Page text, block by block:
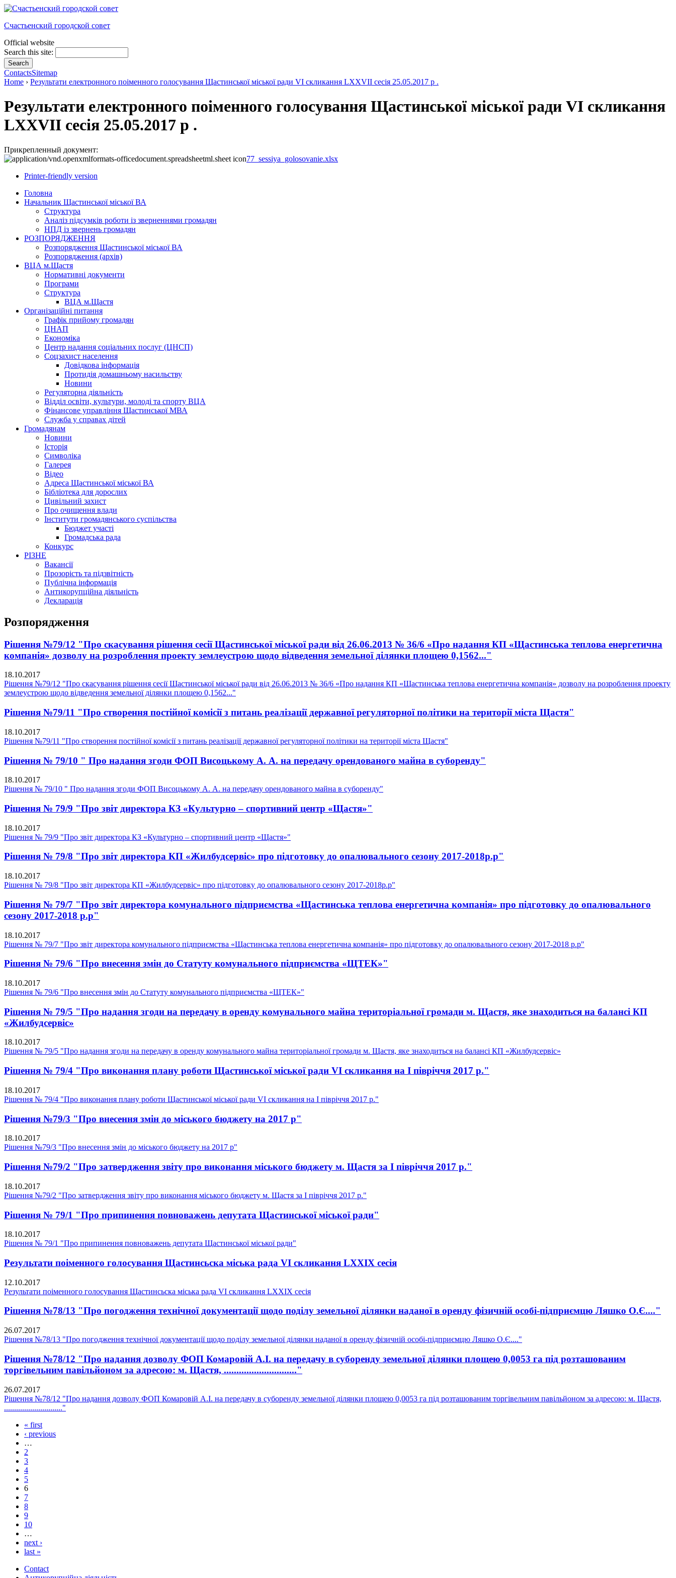
Счастьенский городской совет
Official website
Search this site:
ContactsSitemap
Home › Результати електронного поіменного голосування Щастинської міської ради VI скликання LXXVII сесія 25.05.2017 р .
Результати електронного поіменного голосування Щастинської міської ради VI скликання
LXXVII сесія 25.05.2017 р .
Прикрепленный документ:
77_sessiya_golosovanie.xlsx
Printer-friendly version
Головна
Начальник Щастинської міської ВА
Структура
Аналіз підсумків роботи із зверненнями громадян
НПД із звернень громадян
РОЗПОРЯДЖЕННЯ
Розпорядження Щастинської міської ВА
Розпорядження (архів)
ВЦА м.Щастя
Нормативні документи
Програми
Структура
ВЦА м.Щастя
Організаційні питання
Графік прийому громадян
ЦНАП
Економіка
Центр надання соціальних послуг (ЦНСП)
Соцзахист населення
Довідкова інформація
Протидія домашньому насильству
Новини
Регуляторна діяльність
Відділ освіти, культури, молоді та спорту ВЦА
Фінансове управління Щастинської МВА
Служба у справах дітей
Громадянам
Новини
Історія
Символіка
Галерея
Відео
Адреса Щастинської міської ВА
Бібліотека для дорослих
Цивільний захист
Про очищення влади
Інститути громадянського суспільства
Бюджет участі
Громадська рада
Конкурс
РІЗНЕ
Вакансії
Прозорість та підзвітність
Публічна інформація
Антикорупційна діяльність
Декларація
Розпорядження
Рішення №79/12 "Про скасування рішення сесії Щастинської міської ради від 26.06.2013 № 36/6 «Про надання КП «Щастинська теплова енергетична
компанія» дозволу на розроблення проекту землеустрою щодо відведення земельної ділянки площею 0,1562..."
18.10.2017
Рішення №79/12 "Про скасування рішення сесії Щастинської міської ради від 26.06.2013 № 36/6 «Про надання КП «Щастинська теплова енергетична компанія» дозволу на розроблення проекту
землеустрою щодо відведення земельної ділянки площею 0,1562..."
Рішення №79/11 "Про створення постійної комісії з питань реалізації державної регуляторної політики на території міста Щастя"
18.10.2017
Рішення №79/11 "Про створення постійної комісії з питань реалізації державної регуляторної політики на території міста Щастя"
Рішення № 79/10 " Про надання згоди ФОП Висоцькому А. А. на передачу орендованого майна в суборенду"
18.10.2017
Рішення № 79/10 " Про надання згоди ФОП Висоцькому А. А. на передачу орендованого майна в суборенду"
Рішення № 79/9 "Про звіт директора КЗ «Культурно – спортивний центр «Щастя»"
18.10.2017
Рішення № 79/9 "Про звіт директора КЗ «Культурно – спортивний центр «Щастя»"
Рішення № 79/8 "Про звіт директора КП «Жилбудсервіс» про підготовку до опалювального сезону 2017-2018р.р"
18.10.2017
Рішення № 79/8 "Про звіт директора КП «Жилбудсервіс» про підготовку до опалювального сезону 2017-2018р.р"
Рішення № 79/7 "Про звіт директора комунального підприємства «Щастинська теплова енергетична компанія» про підготовку до опалювального
сезону 2017-2018 р.р"
18.10.2017
Рішення № 79/7 "Про звіт директора комунального підприємства «Щастинська теплова енергетична компанія» про підготовку до опалювального сезону 2017-2018 р.р"
Рішення № 79/6 "Про внесення змін до Статуту комунального підприємства «ЩТЕК»"
18.10.2017
Рішення № 79/6 "Про внесення змін до Статуту комунального підприємства «ЩТЕК»"
Рішення № 79/5 "Про надання згоди на передачу в оренду комунального майна територіальної громади м. Щастя, яке знаходиться на балансі КП
«Жилбудсервіс»
18.10.2017
Рішення № 79/5 "Про надання згоди на передачу в оренду комунального майна територіальної громади м. Щастя, яке знаходиться на балансі КП «Жилбудсервіс»
Рішення № 79/4 "Про виконання плану роботи Щастинської міської ради VI скликання на I півріччя 2017 р."
18.10.2017
Рішення № 79/4 "Про виконання плану роботи Щастинської міської ради VI скликання на I півріччя 2017 р."
Рішення №79/3 "Про внесення змін до міського бюджету на 2017 р"
18.10.2017
Рішення №79/3 "Про внесення змін до міського бюджету на 2017 р"
Рішення №79/2 "Про затвердження звіту про виконання міського бюджету м. Щастя за I півріччя 2017 р."
18.10.2017
Рішення №79/2 "Про затвердження звіту про виконання міського бюджету м. Щастя за I півріччя 2017 р."
Рішення № 79/1 "Про припинення повноважень депутата Щастинської міської ради"
18.10.2017
Рішення № 79/1 "Про припинення повноважень депутата Щастинської міської ради"
Результати поіменного голосування Щастинсьска міська рада VI скликання LXXIX сесія
12.10.2017
Результати поіменного голосування Щастинсьска міська рада VI скликання LXXIX сесія
Рішення №78/13 "Про погодження технічної документації щодо поділу земельної ділянки наданої в оренду фізичній особі-підприємцю Ляшко О.Є...."
26.07.2017
Рішення №78/13 "Про погодження технічної документації щодо поділу земельної ділянки наданої в оренду фізичній особі-підприємцю Ляшко О.Є...."
Рішення №78/12 "Про надання дозволу ФОП Комаровій А.І. на передачу в суборенду земельної ділянки площею 0,0053 га під розташованим
торгівельним павільйоном за адресою: м. Щастя, ............................."
26.07.2017
Рішення №78/12 "Про надання дозволу ФОП Комаровій А.І. на передачу в суборенду земельної ділянки площею 0,0053 га під розташованим торгівельним павільйоном за адресою: м. Щастя,
............................."
« first
‹ previous
…
2
3
4
5
6
7
8
9
10
…
next ›
last »
Contact